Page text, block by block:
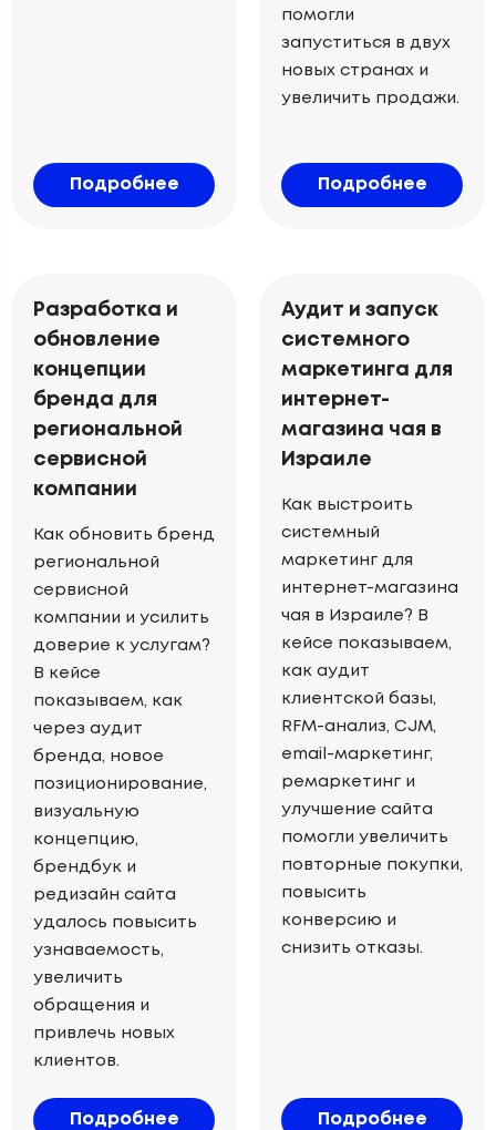
Подробнее
помогли
запуститься в двух
новых странах и
увеличить продажи.
Подробнее
Разработка и
обновление
концепции
бренда для
региональной
сервисной
компании
Как обновить бренд
региональной
сервисной
компании и усилить
доверие к услугам?
В кейсе
показываем, как
через аудит
бренда, новое
позиционирование,
визуальную
концепцию,
брендбук и
редизайн сайта
удалось повысить
узнаваемость,
увеличить
обращения и
привлечь новых
клиентов.
Подробнее
Аудит и запуск
системного
маркетинга для
интернет-
магазина чая в
Израиле
Как выстроить
системный
маркетинг для
интернет-магазина
чая в Израиле? В
кейсе показываем,
как аудит
клиентской базы,
RFM-анализ, CJM,
email-маркетинг,
ремаркетинг и
улучшение сайта
помогли увеличить
повторные покупки,
повысить
конверсию и
снизить отказы.
Подробнее